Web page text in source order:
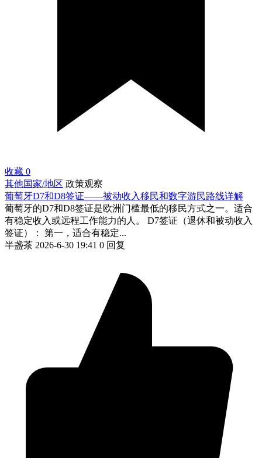
收藏 0
其他国家/地区 政策观察
葡萄牙D7和D8签证——被动收入移民和数字游民路线详解
葡萄牙的D7和D8签证是欧洲门槛最低的移民方式之一。适合
有稳定收入或远程工作能力的人。 D7签证（退休和被动收入
签证）： 第一，适合有稳定...
半盏茶 2026-6-30 19:41 0 回复